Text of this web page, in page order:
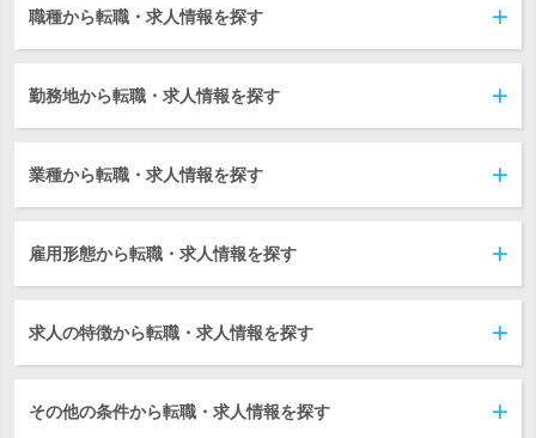
職種から転職・求人情報を探す
勤務地から転職・求人情報を探す
業種から転職・求人情報を探す
雇用形態から転職・求人情報を探す
求人の特徴から転職・求人情報を探す
その他の条件から転職・求人情報を探す